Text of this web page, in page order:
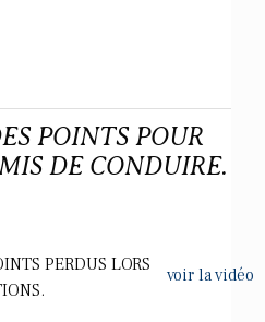
POINTS POUR
DE CONDUIRE.
voir la vidéo
PERDUS LORS